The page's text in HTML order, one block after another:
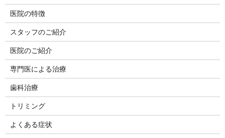
医院の特徴
スタッフのご紹介
医院のご紹介
専門医による治療
歯科治療
トリミング
よくある症状